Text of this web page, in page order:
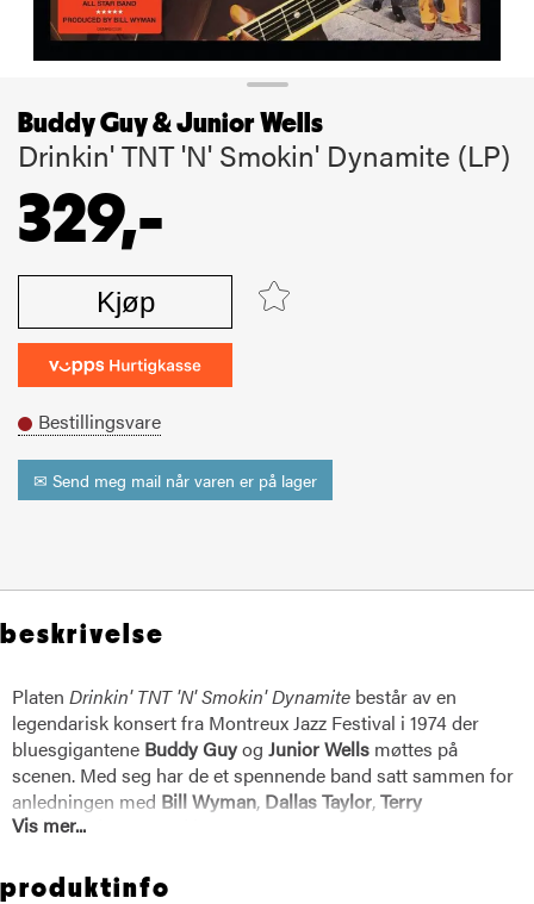
Buddy Guy & Junior Wells
Drinkin' TNT 'N' Smokin' Dynamite (LP)
329,-
Kjøp
Bestillingsvare
✉ Send meg mail når varen er på lager
beskrivelse
Platen Drinkin' TNT 'N' Smokin' Dynamite består av en
legendarisk konsert fra Montreux Jazz Festival i 1974 der
bluesgigantene Buddy Guyog Junior Wells møttes på
scenen. Med seg har de et spennende band satt sammen for
anledningen med Bill Wyman, Dallas Taylor,Terry
Taylor&Pinetop Perkins
Buddy Guy Junior Wells
Vis mer...
produktinfo